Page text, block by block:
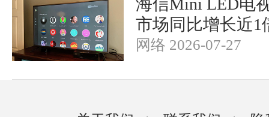
海信Mini LED电
市场同比增长近1
网络 2026-07-27